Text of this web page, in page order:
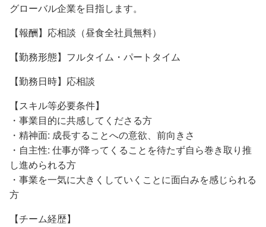
グローバル企業を目指します。
【報酬】応相談（昼食全社員無料）
【勤務形態】フルタイム・パートタイム
【勤務日時】応相談
【スキル等必要条件】
・事業目的に共感してくださる方
・精神面: 成長することへの意欲、前向きさ
・自主性: 仕事が降ってくることを待たず自ら巻き取り推
し進められる方
・事業を一気に大きくしていくことに面白みを感じられる
方
【チーム経歴】